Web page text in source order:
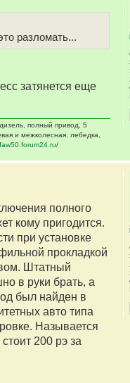
разломать...
затянется еще
полный привод, 5
и межколесная, лебедка,
полного
кому пригодится.
при установке
прокладкой
Штатный
в руки брать, а
был найден в
авто типа
Называется
стоит 200 рэ за